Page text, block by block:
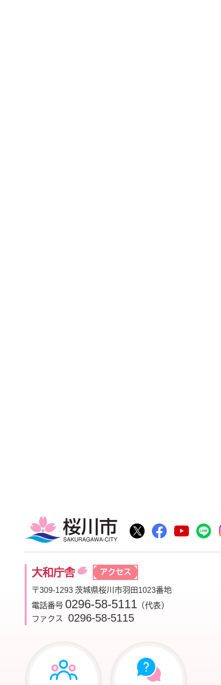
桜川市公式Twitter
桜川市公式
桜川
大和庁舎 アクセス
〒309-1293 茨城県桜川市羽田1023番地
電話番号 0296-58-5111 （代表）
ファクス
0296-58-5115